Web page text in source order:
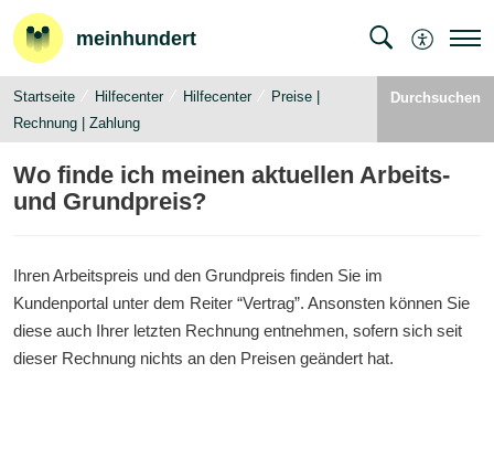
meinhundert
Startseite Hilfecenter Hilfecenter
Preise |
Rechnung | Zahlung
Durchsuchen
Wo finde ich meinen aktuellen Arbeits-
und Grundpreis?
Ihren Arbeitspreis und den Grundpreis finden Sie im
Kundenportal unter dem Reiter “Vertrag”. Ansonsten können Sie
diese auch Ihrer letzten Rechnung entnehmen, sofern sich seit
dieser Rechnung nichts an den Preisen geändert hat.